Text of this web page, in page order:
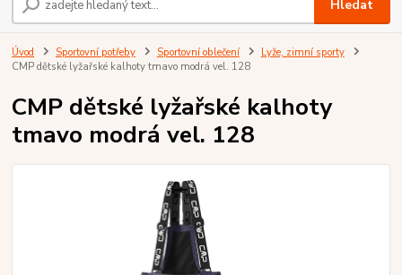
Hledat
Úvod Sportovní potřeby Sportovní oblečení
Lyže, zimní sporty
CMP dětské lyžařské kalhoty tmavo modrá vel. 128
CMP dětské lyžařské kalhoty
tmavo modrá vel. 128